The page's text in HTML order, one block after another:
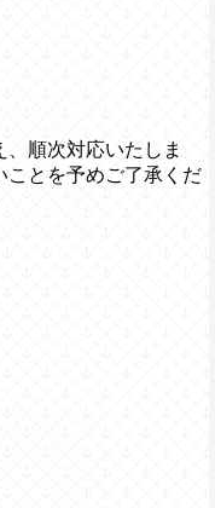
順次対応いたしま
ことを予めご了承くだ